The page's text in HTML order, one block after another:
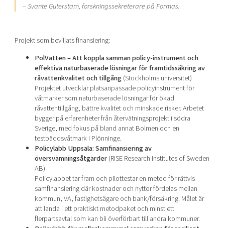
– Svante Guterstam, forskningssekreterare på Formas.
Projekt som beviljats finansiering:
PolVatten – Att koppla samman policy-instrument och
effektiva naturbaserade lösningar för framtidssäkring av
råvattenkvalitet och tillgång(Stockholms universitet)
Projektet utvecklar platsanpassade policyinstrument för
våtmarker som naturbaserade lösningar för ökad
råvattentillgång, bättre kvalitet och minskade risker. Arbetet
bygger på erfarenheter från återvätningsprojekt i södra
Sverige, med fokus på bland annat Bolmen och en
testbäddsvåtmark i Plönninge.
Policylabb Uppsala: Samfinansiering av
översvämningsåtgärder(RISE Research Institutes of Sweden
AB)
Policylabbet tar fram och pilottestar en metod för rättvis
samfinansiering där kostnader och nyttor fördelas mellan
kommun, VA, fastighetsägare och bank/försäkring. Målet är
att landa i ett praktiskt metodpaket och minst ett
flerpartsavtal som kan bli överförbart till andra kommuner.